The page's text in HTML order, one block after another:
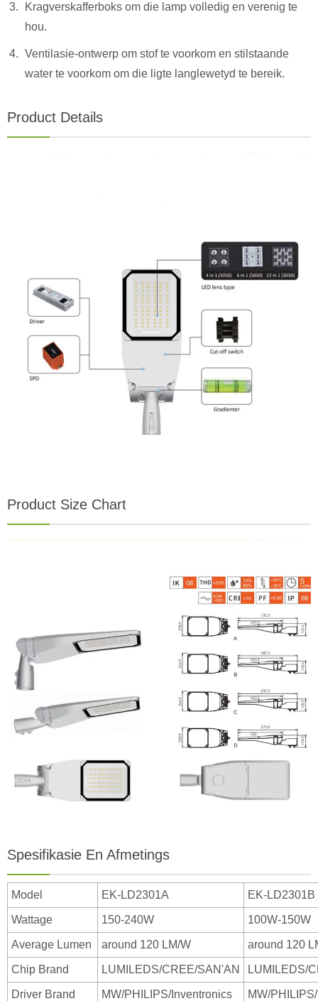
Kragverskafferboks om die lamp volledig en verenig te
hou.
Ventilasie-ontwerp om stof te voorkom en stilstaande
water te voorkom om die ligte langlewetyd te bereik.
Product Details
Product Size Chart
Spesifikasie En Afmetings
Model EK-LD2301A EK-LD2301B
Wattage 150-240W 100W-150W
Average Lumen around 120 LM/W around 120
Chip Brand LUMILEDS/CREE/SAN'AN LUMILEDS/
Driver Brand MW/PHILIPS/Inventronics MW/